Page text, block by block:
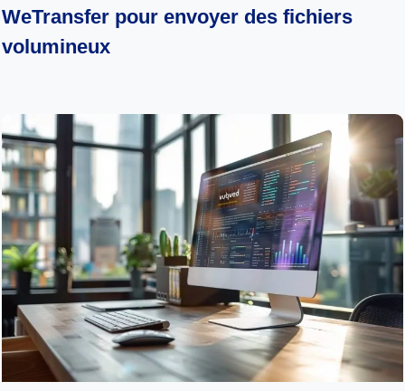
WeTransfer pour envoyer des fichiers
volumineux